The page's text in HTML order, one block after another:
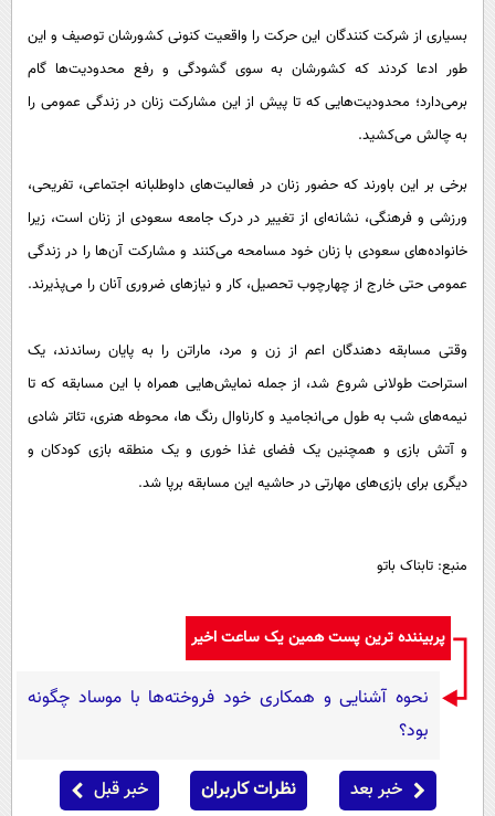
بسیاری از شرکت کنندگان این حرکت را واقعیت کنونی کشورشان توصیف و این
طور ادعا کردند که کشورشان به سوی گشودگی و رفع محدودیت‌ها گام
برمی‌دارد؛ محدودیت‌هایی که تا پیش از این مشارکت زنان در زندگی عمومی را
به چالش می‌کشید.
برخی بر این باورند که حضور زنان در فعالیت‌های داوطلبانه اجتماعی، تفریحی،
ورزشی و فرهنگی، نشانه‌ای از تغییر در درک جامعه سعودی از زنان است، زیرا
خانواده‌های سعودی با زنان خود مسامحه می‌کنند و مشارکت آن‌ها را در زندگی
عمومی حتی خارج از چهارچوب تحصیل، کار و نیاز‌های ضروری آنان را می‌پذیرند.
وقتی مسابقه دهندگان اعم از زن و مرد، ماراتن را به پایان رساندند، یک
استراحت طولانی شروع شد، از جمله نمایش‌هایی همراه با این مسابقه که تا
نیمه‌های شب به طول می‌انجامید و کارناوال رنگ ها، محوطه هنری، تئاتر شادی
و آتش بازی و همچنین یک فضای غذا خوری و یک منطقه بازی کودکان و
دیگری برای بازی‌های مهارتی در حاشیه این مسابقه برپا شد.
منبع: تابناک باتو
پربیننده ترین پست همین یک ساعت اخیر
نحوه آشنایی و همکاری خود فروخته‌ها با موساد چگونه
بود؟
خبر بعد نظرات کاربران خبر قبل